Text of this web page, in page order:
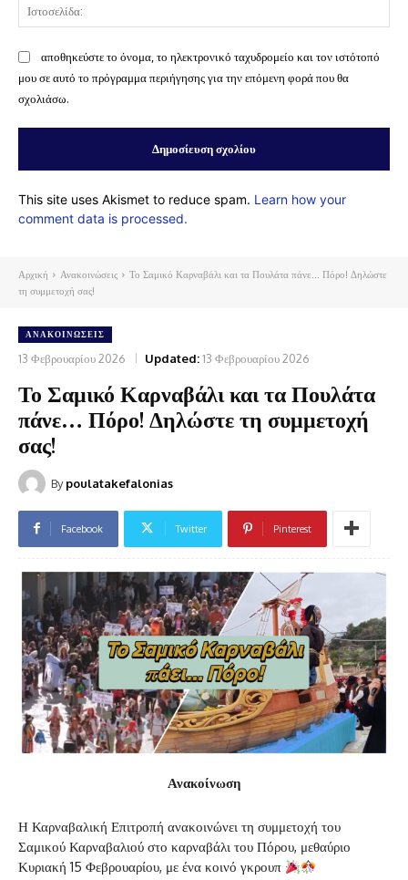
αποθηκεύστε το όνομα, το ηλεκτρονικό ταχυδρομείο και τον ιστότοπό
μου σε αυτό το πρόγραμμα περιήγησης για την επόμενη φορά που θα
σχολιάσω.
This site uses Akismet to reduce spam. Learn how your
comment data is processed.